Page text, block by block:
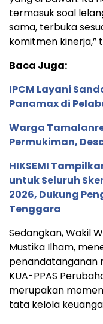
termasuk soal
sama, terbuka
komitmen kinerja,”
Baca Juga:
IPCM Layani
Panamax di
Warga
Permukiman,
HIKSEMI
untuk Seluruh
2026, Dukung
Tenggara
Sedangkan, Wakil
Mustika Ilham,
penandatanganan
KUA-PPAS
merupakan
tata kelola